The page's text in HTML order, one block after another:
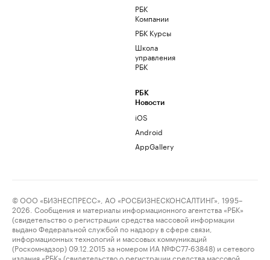
РБК
Компании
РБК Курсы
Школа
управления
РБК
РБК
Новости
iOS
Android
AppGallery
© ООО «БИЗНЕСПРЕСС», АО «РОСБИЗНЕСКОНСАЛТИНГ», 1995–
2026. Сообщения и материалы информационного агентства «РБК»
(свидетельство о регистрации средства массовой информации
выдано Федеральной службой по надзору в сфере связи,
информационных технологий и массовых коммуникаций
(Роскомнадзор) 09.12.2015 за номером ИА №ФС77-63848) и сетевого
издания «РБК» (свидетельство о регистрации средства массовой